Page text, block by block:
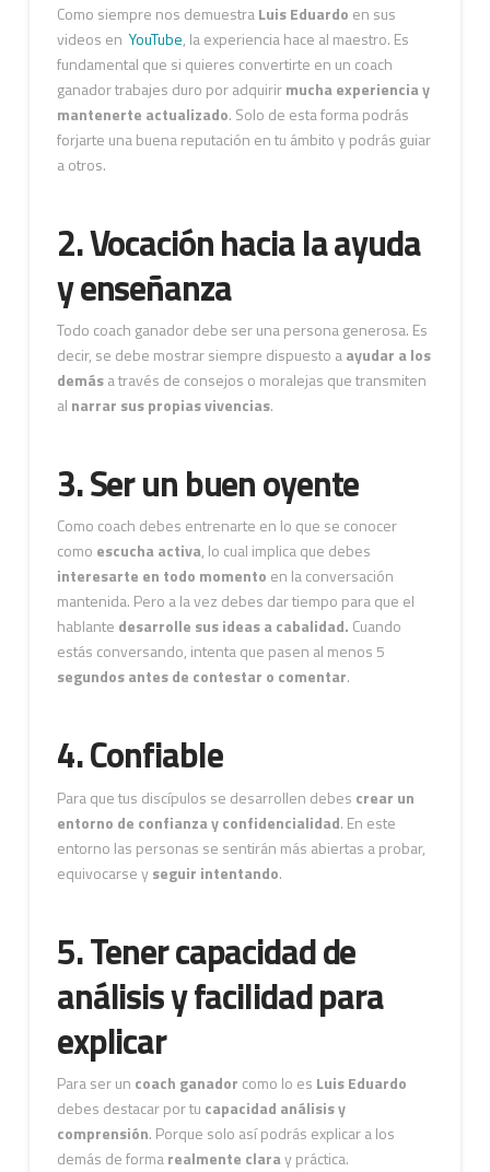
Como siempre nos demuestraLuis Eduardo en sus
videos en YouTube, la experiencia hace al maestro. Es
fundamental que si quieres convertirte en un coach
ganador trabajes duro por adquirirmucha experiencia y
mantenerte actualizado. Solo de esta forma podrás
forjarte una buena reputación en tu ámbito y podrás guiar
a otros.
2. Vocación hacia la ayuda
y enseñanza
Todo coach ganador debe ser una persona generosa. Es
decir, se debe mostrar siempre dispuesto aayudar a los
demása través de consejos o moralejas que transmiten
al narrar sus propias vivencias.
3. Ser un buen oyente
Como coach debes entrenarte en lo que se conocer
como escucha activa, lo cual implica que debes
interesarte en todo momento en la conversación
mantenida. Pero a la vez debes dar tiempo para que el
hablante desarrolle sus ideas a cabalidad. Cuando
estás conversando, intenta que pasen al menos 5
segundos antes de contestar o comentar.
4. Confiable
Para que tus discípulos se desarrollen debes crear un
entorno de confianza y confidencialidad. En este
entorno las personas se sentirán más abiertas a probar,
equivocarse yseguir intentando.
5. Tener capacidad de
análisis y facilidad para
explicar
Para ser un coach ganador como lo es Luis Eduardo
debes destacar por tu capacidad análisis y
comprensión. Porque solo así podrás explicar a los
demás de formarealmente claray práctica.